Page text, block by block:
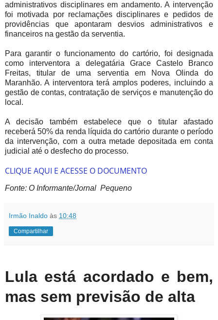
administrativos disciplinares em andamento. A intervenção
foi motivada por reclamações disciplinares e pedidos de
providências que apontaram desvios administrativos e
financeiros na gestão da serventia.
Para garantir o funcionamento do cartório, foi designada
como interventora a delegatária Grace Castelo Branco
Freitas, titular de uma serventia em Nova Olinda do
Maranhão. A interventora terá amplos poderes, incluindo a
gestão de contas, contratação de serviços e manutenção do
local.
A decisão também estabelece que o titular afastado
receberá 50% da renda líquida do cartório durante o período
da intervenção, com a outra metade depositada em conta
judicial até o desfecho do processo.
CLIQUE AQUI E ACESSE O DOCUMENTO
Fonte: O Informante/Jornal Pequeno
Irmão Inaldo às 10:48
Compartilhar
Lula está acordado e bem,
mas sem previsão de alta